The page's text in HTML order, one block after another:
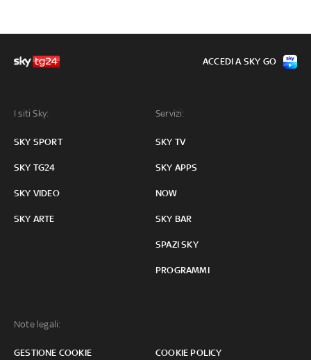
I siti Sky:
SKY SPORT
SKY TG24
SKY VIDEO
SKY ARTE
Servizi:
SKY TV
SKY APPS
NOW
SKY BAR
SPAZI SKY
PROGRAMMI
Note legali:
GESTIONE COOKIE COOKIE POLICY
ACCEDI A SKY GO